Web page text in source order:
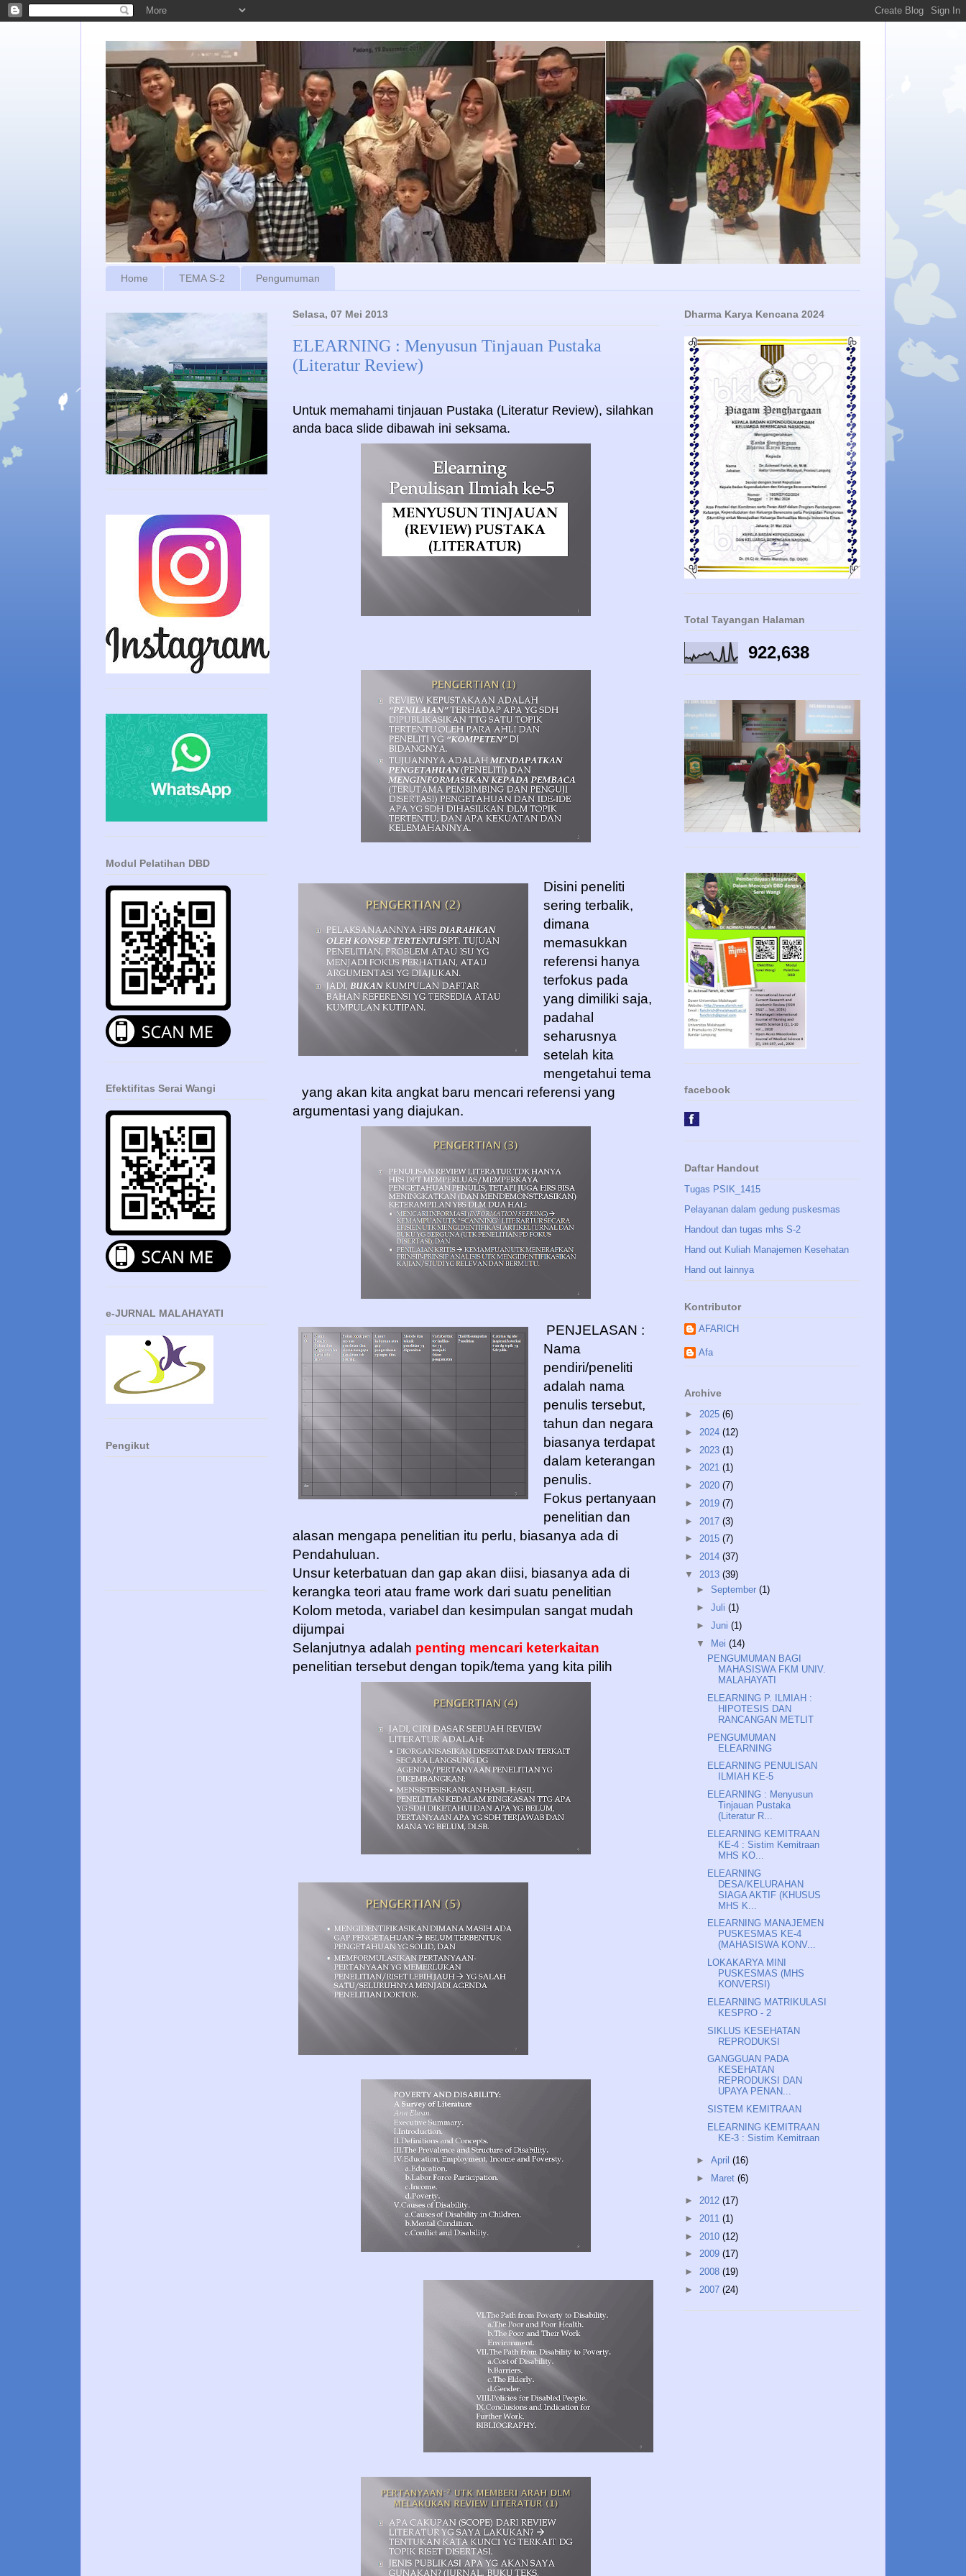
Home TEMA S-2 Pengumuman
Selasa, 07 Mei 2013
ELEARNING : Menyusun Tinjauan Pustaka
(Literatur Review)
Untuk memahami tinjauan Pustaka (Literatur Review), silahkan
anda baca slide dibawah ini seksama.
Disini peneliti
sering terbalik,
dimana
memasukkan
referensi hanya
terfokus pada
yang dimiliki saja,
padahal
seharusnya
setelah kita
mengetahui tema
yang akan kita angkat baru mencari referensi yang
argumentasi yang diajukan.
PENJELASAN :
Nama
pendiri/peneliti
adalah nama
penulis tersebut,
tahun dan negara
biasanya terdapat
dalam keterangan
penulis.
Fokus pertanyaan
penelitian dan
alasan mengapa penelitian itu perlu, biasanya ada di
Pendahuluan.
Unsur keterbatuan dan gap akan diisi, biasanya ada di
kerangka teori atau frame work dari suatu penelitian
Kolom metoda, variabel dan kesimpulan sangat mudah
dijumpai
Selanjutnya adalah penting mencari keterkaitan
penelitian tersebut dengan topik/tema yang kita pilih
Modul Pelatihan DBD
Efektifitas Serai Wangi
e-JURNAL MALAHAYATI
Pengikut
Dharma Karya Kencana 2024
Total Tayangan Halaman
922,638
facebook
Daftar Handout
Tugas PSIK_1415
Pelayanan dalam gedung puskesmas
Handout dan tugas mhs S-2
Hand out Kuliah Manajemen Kesehatan
Hand out lainnya
Kontributor
AFARICH
Afa
Archive
► 2025 (6)
► 2024 (12)
► 2023 (1)
► 2021 (1)
► 2020 (7)
► 2019 (7)
► 2017 (3)
► 2015 (7)
► 2014 (37)
▼ 2013 (39)
► September (1)
► Juli (1)
► Juni (1)
▼ Mei (14)
PENGUMUMAN BAGI
MAHASISWA FKM UNIV.
MALAHAYATI
ELEARNING P. ILMIAH :
HIPOTESIS DAN
RANCANGAN METLIT
PENGUMUMAN
ELEARNING
ELEARNING PENULISAN
ILMIAH KE-5
ELEARNING : Menyusun
Tinjauan Pustaka
(Literatur R...
ELEARNING KEMITRAAN
KE-4 : Sistim Kemitraan
MHS KO...
ELEARNING
DESA/KELURAHAN
SIAGA AKTIF (KHUSUS
MHS K...
ELEARNING MANAJEMEN
PUSKESMAS KE-4
(MAHASISWA KONV...
LOKAKARYA MINI
PUSKESMAS (MHS
KONVERSI)
ELEARNING MATRIKULASI
KESPRO - 2
SIKLUS KESEHATAN
REPRODUKSI
GANGGUAN PADA
KESEHATAN
REPRODUKSI DAN
UPAYA PENAN...
SISTEM KEMITRAAN
ELEARNING KEMITRAAN
KE-3 : Sistim Kemitraan
► April (16)
►
Maret (6)
► 2012 (17)
► 2011 (1)
► 2010 (12)
► 2009 (17)
► 2008 (19)
► 2007 (24)